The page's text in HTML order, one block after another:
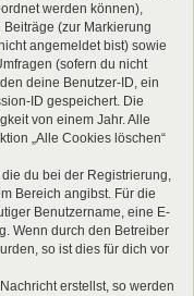
werden können),
(zur Markierung
angemeldet bist) sowie
(sofern du nicht
deine Benutzer-ID, ein
ID gespeichert. Die
von einem Jahr. Alle
„Alle Cookies löschen“
du bei der Registrierung,
Bereich angibst. Für die
Benutzername, eine E-
Wenn durch den Betreiber
so ist dies für dich vor
erstellst, so werden